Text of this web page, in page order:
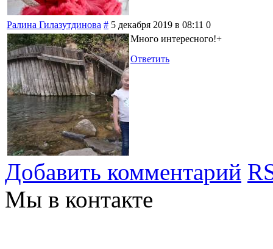
Ралина Гилазутдинова # 5 декабря 2019 в 08:11 0
Много интересного!+
Ответить
Добавить комментарий
Мы в контакте